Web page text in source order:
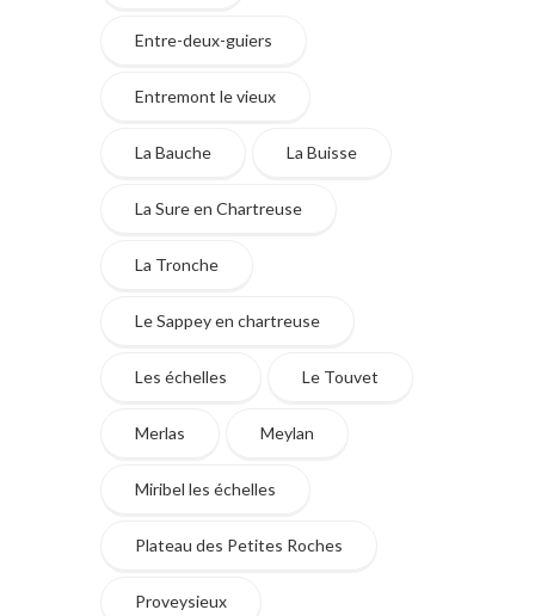
Entre-deux-guiers
Entremont le vieux
La Bauche La Buisse
La Sure en Chartreuse
La Tronche
Le Sappey en chartreuse
Les échelles Le Touvet
Merlas Meylan
Miribel les échelles
Plateau des Petites Roches
Proveysieux